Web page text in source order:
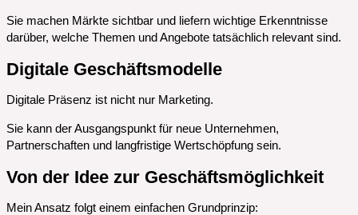
Sie machen Märkte sichtbar und liefern wichtige Erkenntnisse
darüber, welche Themen und Angebote tatsächlich relevant sind.
Digitale Geschäftsmodelle
Digitale Präsenz ist nicht nur Marketing.
Sie kann der Ausgangspunkt für neue Unternehmen,
Partnerschaften und langfristige Wertschöpfung sein.
Von der Idee zur Geschäftsmöglichkeit
Mein Ansatz folgt einem einfachen Grundprinzip: